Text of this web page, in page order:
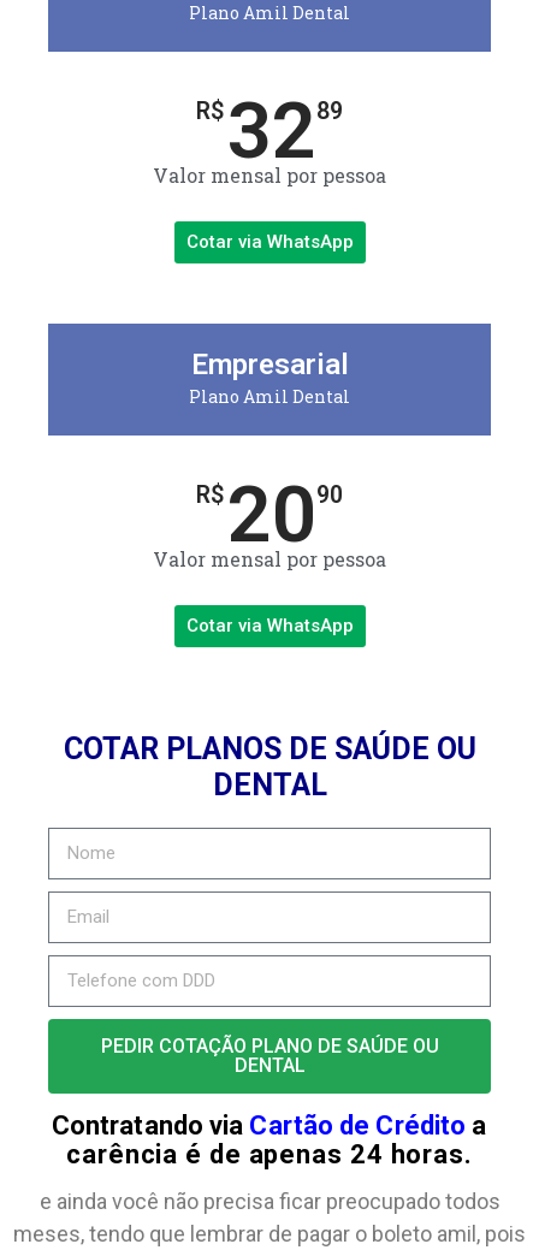
Plano Amil Dental
R$ 3289
Valor mensal por pessoa
Cotar via WhatsApp
Empresarial
Plano Amil Dental
R$ 2090
Valor mensal por pessoa
Cotar via WhatsApp
COTAR PLANOS DE SAÚDE OU
DENTAL
PEDIR COTAÇÃO PLANO DE SAÚDE OU
DENTAL
Contratando via Cartão de Crédito a
carência é de apenas 24 horas.
e ainda você não precisa ficar preocupado todos
meses, tendo que lembrar de pagar o boleto amil, pois